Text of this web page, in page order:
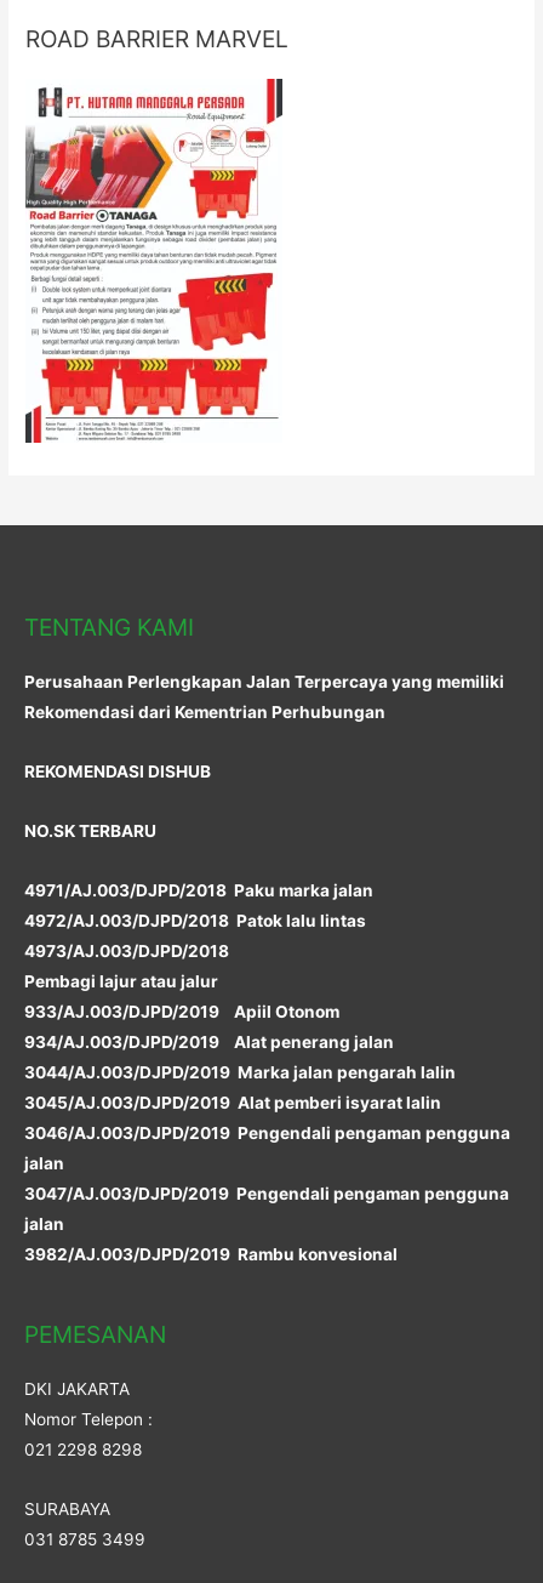
ROAD BARRIER MARVEL
TENTANG KAMI
Perusahaan Perlengkapan Jalan Terpercaya yang memiliki
Rekomendasi dari Kementrian Perhubungan
REKOMENDASI DISHUB
NO.SK TERBARU
4971/AJ.003/DJPD/2018 Paku marka jalan
4972/AJ.003/DJPD/2018 Patok lalu lintas
4973/AJ.003/DJPD/2018
Pembagi lajur atau jalur
933/AJ.003/DJPD/2019 Apiil Otonom
934/AJ.003/DJPD/2019 Alat penerang jalan
3044/AJ.003/DJPD/2019 Marka jalan pengarah lalin
3045/AJ.003/DJPD/2019 Alat pemberi isyarat lalin
3046/AJ.003/DJPD/2019 Pengendali pengaman pengguna
jalan
3047/AJ.003/DJPD/2019 Pengendali pengaman pengguna
jalan
3982/AJ.003/DJPD/2019 Rambu konvesional
PEMESANAN
DKI JAKARTA
Nomor Telepon :
021 2298 8298
SURABAYA
031 8785 3499